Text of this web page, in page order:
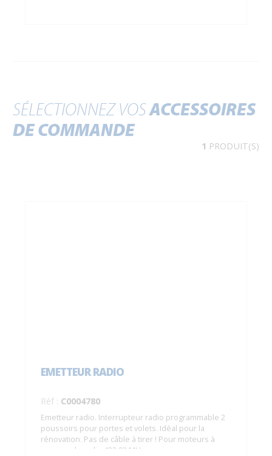
SÉLECTIONNEZ VOSACCESSOIRES
DE COMMANDE
1 PRODUIT(S)
EMETTEUR RADIO
Réf : C0004780
Emetteur radio. Interrupteur radio programmable 2
poussoirs pour portes et volets. Idéal pour la
rénovation. Pas de câble à tirer ! Pour moteurs à
commande radio 433.92 MHz.